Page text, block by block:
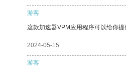
游客
这款加速器VPM应用程序可以给你提
2024-05-15
游客